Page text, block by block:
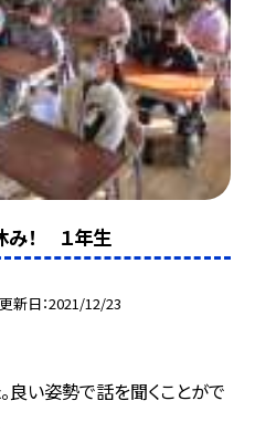
み！ １年生
更新日 2021/12/23
良い姿勢で話を聞くことがで